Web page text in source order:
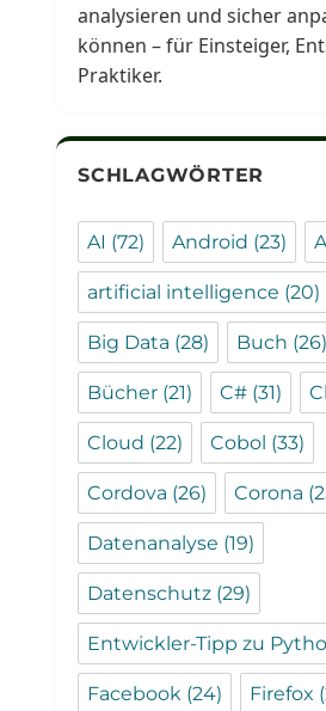
analysieren und sicher
können – für Einsteiger,
Praktiker.
SCHLAGWÖRTER
AI (72) Android (23)
artificial intelligence (20)
Big Data (28) Buch (26)
Bücher (21) C# (31)
Cloud (22) Cobol (33)
Cordova (26) Corona
Datenanalyse (19)
Datenschutz (29)
Entwickler-Tipp zu
Facebook (24) Firefox